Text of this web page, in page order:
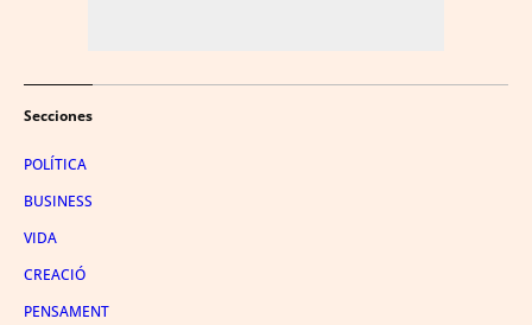
Secciones
POLÍTICA
BUSINESS
VIDA
CREACIÓ
PENSAMENT